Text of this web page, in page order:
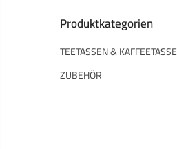
Produktkategorien
TEETASSEN &
ZUBEHÖR